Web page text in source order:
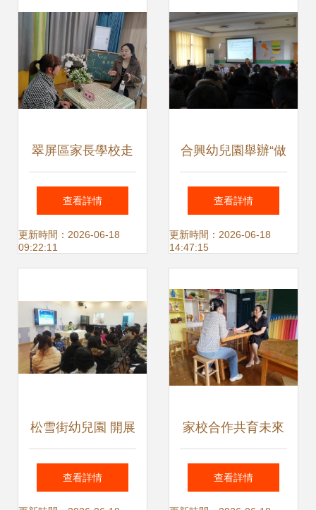
翠屏區家長學校走
進菜幼，點亮科學
育兒之路——家庭
詢服務同步開展
查看詳情
更新時間：2026-06-18
09:22:11
合興幼兒園舉辦“做
新時代的合格父
母”專題講座，助力
查看詳情
更新時間：2026-06-18
14:47:15
松雪街幼兒園 開展
家庭教育差異講
查看詳情
家校合作共育未來
芙蓉區家庭教育指
查看詳情